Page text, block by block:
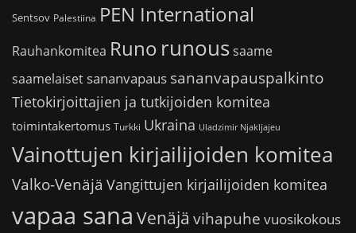
Sentsov Palestiina PEN International
Rauhankomitea Runo runoussaame
saamelaiset sananvapaus sananvapauspalkinto
Tietokirjoittajien ja tutkijoiden komitea
toimintakertomus Turkki Ukraina Uladzimir Njakljajeu
Vainottujen kirjailijoiden komitea
Valko-Venäjä Vangittujen kirjailijoiden komitea
vapaa sana Venäjä vihapuhe vuosikokous